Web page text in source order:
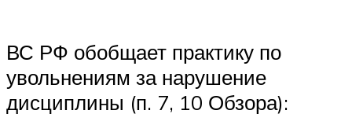
ВС РФ обобщает практику по
увольнениям за нарушение
дисциплины (п. 7, 10 Обзора):